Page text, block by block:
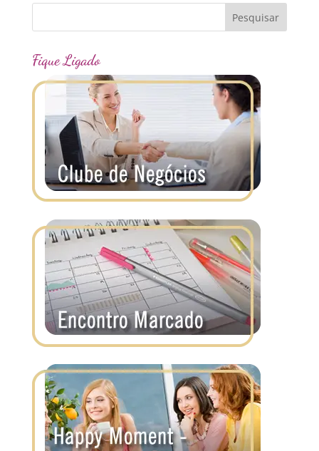
Fique Ligado